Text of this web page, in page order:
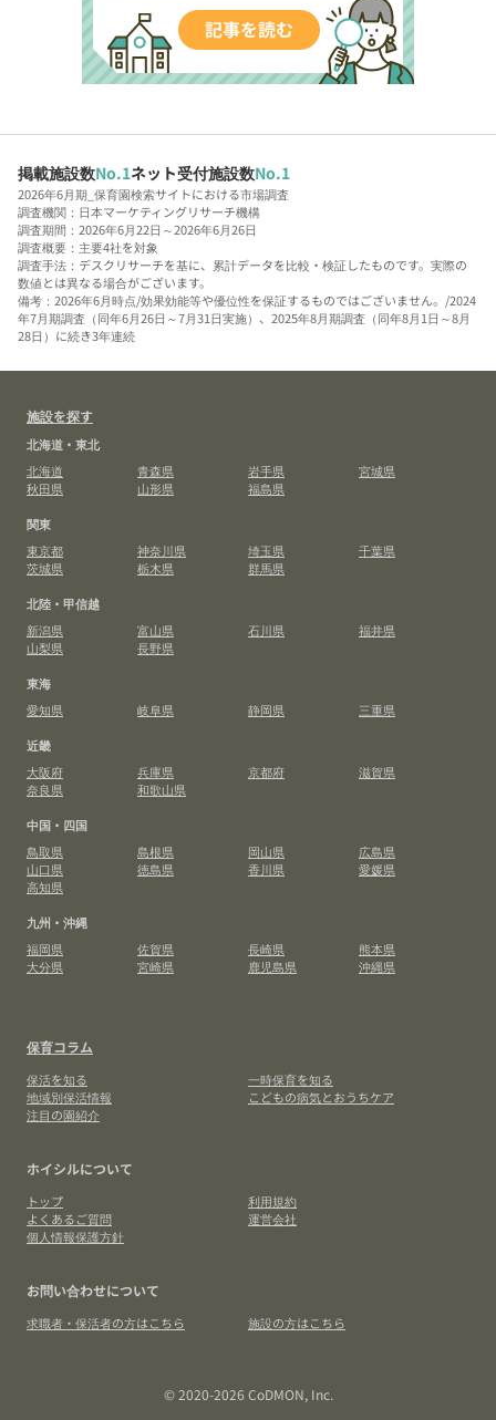
掲載施設数No.1ネット受付施設数No.1
2026年6月期_保育園検索サイトにおける市場調査
調査機関：日本マーケティングリサーチ機構
調査期間：2026年6月22日～2026年6月26日
調査概要：主要4社を対象
調査手法：デスクリサーチを基に、累計データを比較・検証したものです。実際の
数値とは異なる場合がございます。
備考：2026年6月時点/効果効能等や優位性を保証するものではございません。/2024
年7月期調査（同年6月26日～7月31日実施）、2025年8月期調査（同年8月1日～8月
28日）に続き3年連続
施設を探す
北海道・東北
北海道
青森県 岩手県
宮城県
秋田県
山形県
福島県
関東
東京都
神奈川県 埼玉県
千葉県
茨城県
栃木県
群馬県
北陸・甲信越
新潟県
富山県 石川県
福井県
山梨県
長野県
東海
愛知県
岐阜県 静岡県
三重県
近畿
大阪府
兵庫県 京都府
滋賀県
奈良県
和歌山県
中国・四国
鳥取県
島根県 岡山県
広島県
山口県
徳島県 香川県
愛媛県
高知県
九州・沖縄
福岡県
佐賀県 長崎県
熊本県
大分県
宮崎県 鹿児島県 沖縄県
保育コラム
保活を知る
一時保育を知る
地域別保活情報
こどもの病気とおうちケア
注目の園紹介
ホイシルについて
トップ
利用規約
よくあるご質問
運営会社
個人情報保護方針
お問い合わせについて
求職者・保活者の方はこちら 施設の方はこちら
© 2020-2026 CoDMON, Inc.